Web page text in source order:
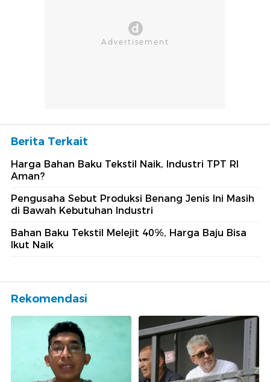
Berita Terkait
Harga Bahan Baku Tekstil Naik, Industri TPT RI
Aman?
Pengusaha Sebut Produksi Benang Jenis Ini Masih
di Bawah Kebutuhan Industri
Bahan Baku Tekstil Melejit 40%, Harga Baju Bisa
Ikut Naik
Rekomendasi